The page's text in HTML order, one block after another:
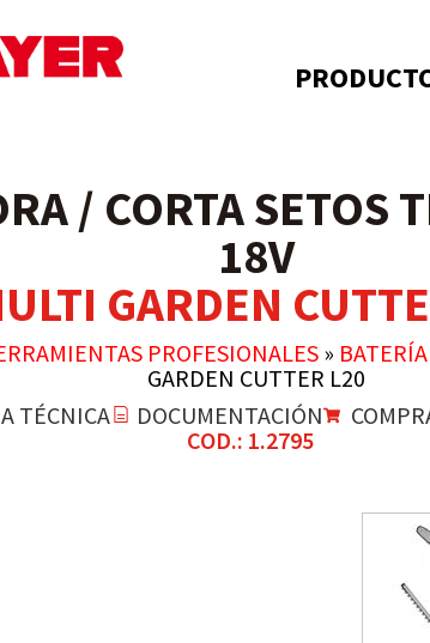
/ CORTA SETOS
18V
GARDEN
PROFESIONALES » BATERÍA
GARDEN CUTTER L20
TÉCNICA
DOCUMENTACIÓN
COD.: 1.2795